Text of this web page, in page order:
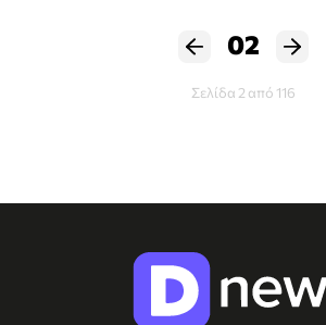
02
Σελίδα 2 από 116